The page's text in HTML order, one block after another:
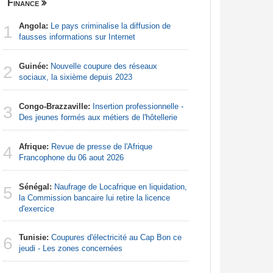
Finance
1 Angola: Le pays criminalise la diffusion de
fausses informations sur Internet
2 Guinée: Nouvelle coupure des réseaux
sociaux, la sixième depuis 2023
3 Congo-Brazzaville: Insertion professionnelle -
Des jeunes formés aux métiers de l'hôtellerie
4 Afrique: Revue de presse de l'Afrique
Francophone du 06 aout 2026
5 Sénégal: Naufrage de Locafrique en liquidation,
la Commission bancaire lui retire la licence
d'exercice
6 Tunisie: Coupures d'électricité au Cap Bon ce
jeudi - Les zones concernées